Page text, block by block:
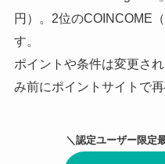
円）。2位のCOINCOME
す。
ポイントや条件は変更さ
み前にポイントサイトで再
＼認定ユーザー限定